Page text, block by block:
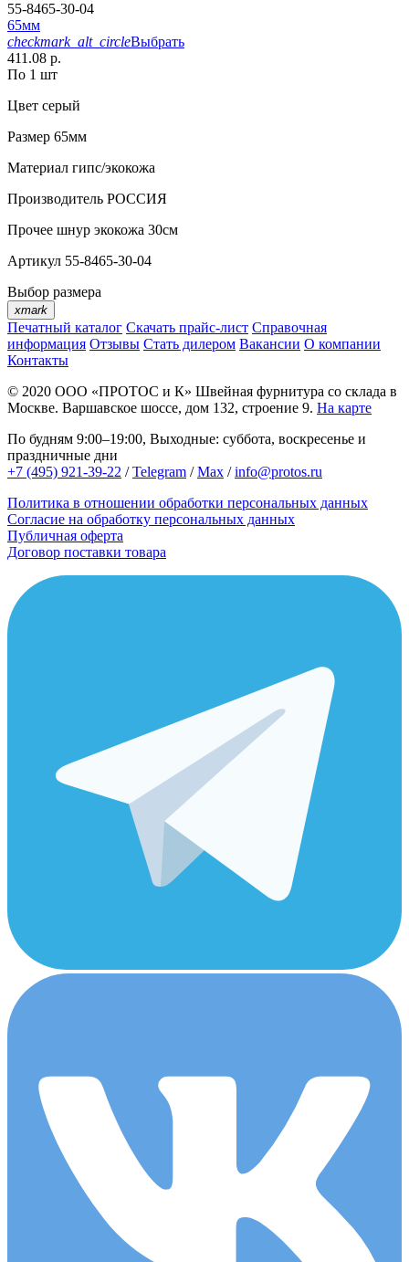
55-8465-30-04
65мм
checkmark_alt_circleВыбрать
411.08 р.
По 1 шт
Цвет серый
Размер 65мм
Материал гипс/экокожа
Производитель РОССИЯ
Прочее шнур экокожа 30см
Артикул 55-8465-30-04
Выбор размера
xmark
Печатный каталог Скачать прайс-лист Справочная
информация Отзывы Стать дилером Вакансии О компании
Контакты
© 2020 ООО «ПРОТОС и К» Швейная фурнитура со склада в
Москве. Варшавское шоссе, дом 132, строение 9. На карте
По будням 9:00–19:00, Выходные: суббота, воскресенье и
праздничные дни
+7 (495) 921-39-22 /Telegram /Max /info@protos.ru
Политика в отношении обработки персональных данных
Согласие на обработку персональных данных
Публичная оферта
Договор поставки товара